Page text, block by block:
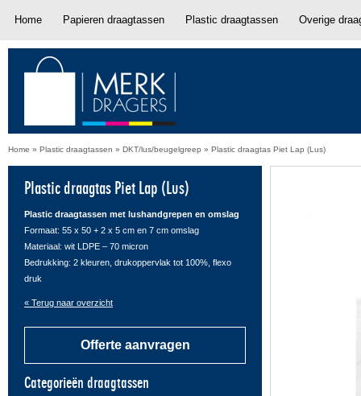
Home Papieren draagtassen Plastic draagtassen Overige
Home » Plastic draagtassen » DKT/lus/beugelgreep » Plastic draagtas Piet Lap (Lus)
Plastic draagtas Piet Lap (Lus)
Plastic draagtassen met lushandgrepen en omslag
Formaat: 55 x 50 + 2 x 5 cm en 7 cm omslag
Materiaal: wit LDPE – 70 micron
Bedrukking: 2 kleuren, drukoppervlak tot 100%, flexo
druk
« Terug naar overzicht
Offerte aanvragen
Categorieën draagtassen